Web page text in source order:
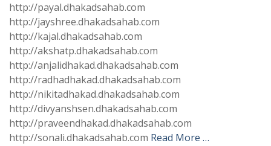
http://payal.dhakadsahab.com
http://jayshree.dhakadsahab.com
http://kajal.dhakadsahab.com
http://akshatp.dhakadsahab.com
http://anjalidhakad.dhakadsahab.com
http://radhadhakad.dhakadsahab.com
http://nikitadhakad.dhakadsahab.com
http://divyanshsen.dhakadsahab.com
http://praveendhakad.dhakadsahab.com
http://sonali.dhakadsahab.com Read More …